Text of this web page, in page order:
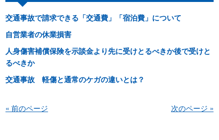
交通事故で請求できる「交通費」「宿泊費」について
自営業者の休業損害
人身傷害補償保険を示談金より先に受けとるべきか後で受けと
るべきか
交通事故 軽傷と通常のケガの違いとは？
« 前のページ 次のページ »